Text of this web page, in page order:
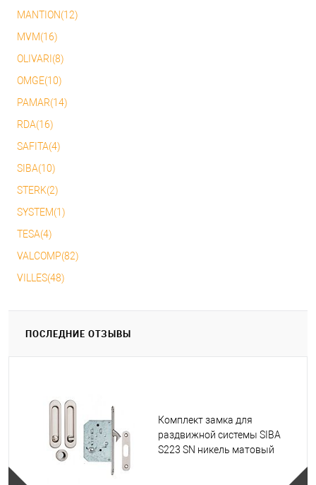
MANTION(12)
MVM(16)
OLIVARI(8)
OMGE(10)
PAMAR(14)
RDA(16)
SAFITA(4)
SIBA(10)
STERK(2)
SYSTEM(1)
TESA(4)
VALCOMP(82)
VILLES(48)
ПОСЛЕДНИЕ ОТЗЫВЫ
Комплект замка для
раздвижной системы SIBA
S223 SN никель матовый